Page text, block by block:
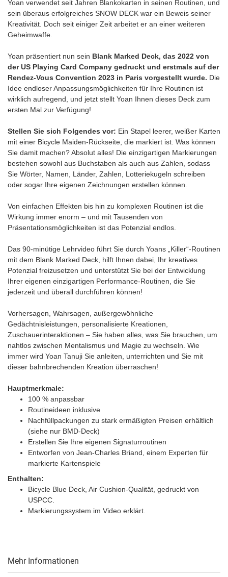
Yoan verwendet seit Jahren Blankokarten in seinen Routinen, und
sein überaus erfolgreiches SNOW DECK war ein Beweis seiner
Kreativität. Doch seit einiger Zeit arbeitet er an einer weiteren
Geheimwaffe.
Yoan präsentiert nun sein Blank Marked Deck, das 2022 von
der US Playing Card Company gedruckt und erstmals auf der
Rendez-Vous Convention 2023 in Paris vorgestellt wurde. Die
Idee endloser Anpassungsmöglichkeiten für Ihre Routinen ist
wirklich aufregend, und jetzt stellt Yoan Ihnen dieses Deck zum
ersten Mal zur Verfügung!
Stellen Sie sich Folgendes vor: Ein Stapel leerer, weißer Karten
mit einer Bicycle Maiden-Rückseite, die markiert ist. Was können
Sie damit machen? Absolut alles! Die einzigartigen Markierungen
bestehen sowohl aus Buchstaben als auch aus Zahlen, sodass
Sie Wörter, Namen, Länder, Zahlen, Lotteriekugeln schreiben
oder sogar Ihre eigenen Zeichnungen erstellen können.
Von einfachen Effekten bis hin zu komplexen Routinen ist die
Wirkung immer enorm – und mit Tausenden von
Präsentationsmöglichkeiten ist das Potenzial endlos.
Das 90-minütige Lehrvideo führt Sie durch Yoans „Killer“-Routinen
mit dem Blank Marked Deck, hilft Ihnen dabei, Ihr kreatives
Potenzial freizusetzen und unterstützt Sie bei der Entwicklung
Ihrer eigenen einzigartigen Performance-Routinen, die Sie
jederzeit und überall durchführen können!
Vorhersagen, Wahrsagen, außergewöhnliche
Gedächtnisleistungen, personalisierte Kreationen,
Zuschauerinteraktionen – Sie haben alles, was Sie brauchen, um
nahtlos zwischen Mentalismus und Magie zu wechseln. Wie
immer wird Yoan Tanuji Sie anleiten, unterrichten und Sie mit
dieser bahnbrechenden Kreation überraschen!
Hauptmerkmale:
100 % anpassbar
Routineideen inklusive
Nachfüllpackungen zu stark ermäßigten Preisen erhältlich
(siehe nur BMD-Deck)
Erstellen Sie Ihre eigenen Signaturroutinen
Entworfen von Jean-Charles Briand, einem Experten für
markierte Kartenspiele
Enthalten:
Bicycle Blue Deck, Air Cushion-Qualität, gedruckt von
USPCC.
Markierungssystem im Video erklärt.
Mehr Informationen